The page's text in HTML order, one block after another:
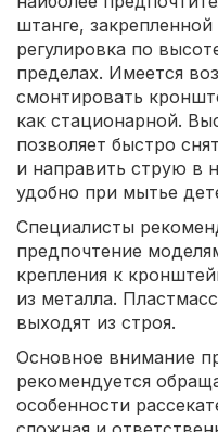
штанге,
регулировка по
пределах. Имеется
смонтировать
как стационарной.
позволяет быстро
и направить струю в
удобно при мытье
Специалисты
предпочтение
крепления к
из металла.
выходят из строя.
Основное внимание
рекомендуется
особенности